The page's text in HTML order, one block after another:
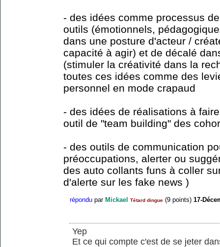
- des idées comme processus
outils (émotionnels,
dans une posture d'acteur /
capacité à agir) et de décalé
(stimuler la créativité dans la
toutes ces idées comme des
personnel en mode crapaud
- des idées de réalisations à
outil de "team building" des
- des outils de communication
préoccupations, alerter ou
des auto collants funs à coller
d'alerte sur les fake news )
répondu par Mickael Tétard dingue (9 points) 17-
Yep
Et ce qui compte c'est de se jeter